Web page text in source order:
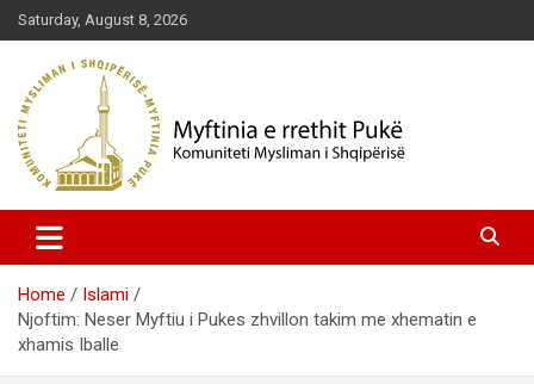
Skip
to
content
Saturday, August 8, 2026
Myftinia Pukë | Faqja Zyrtare
Home
Islami
Njoftim: Neser Myftiu i Pukes zhvillon takim me xhematin e
xhamis Iballe